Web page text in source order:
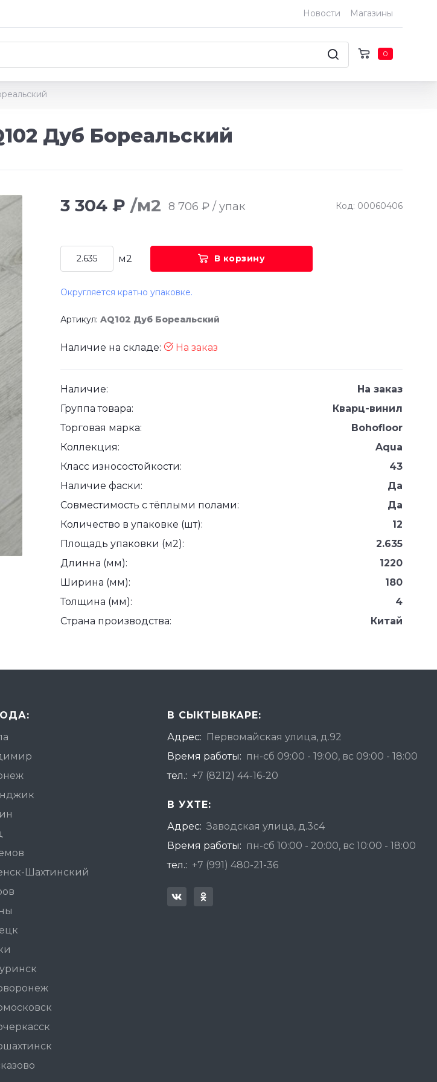
Новости Магазины
0
Дуб Бореальский
3 304 ₽ /м2 8 706 ₽ / упак Код: 00060406
м2 В корзину
Округляется кратно упаковке.
Артикул: AQ102 Дуб Бореальский
Наличие на складе: На заказ
Наличие:
На заказ
Группа товара:
Кварц-винил
Торговая марка:
Bohofloor
Коллекция:
Aqua
Класс износостойкости:
43
Наличие фаски:
Да
Совместимость с тёплыми полами:
Да
Количество в упаковке (шт):
12
Площадь упаковки (м2):
2.635
Длинна (мм):
1220
Ширина (мм):
180
Толщина (мм):
4
Страна производства:
Китай
Шахтинский
В СЫКТЫВКАРЕ:
Адрес:
Первомайская улица, д.92
Время работы: пн-сб 09:00 - 19:00, вс 09:00 - 18:00
тел.: +7 (8212) 44-16-20
В УХТЕ:
Адрес: Заводская улица, д.3с4
Время работы: пн-сб 10:00 - 20:00, вс 10:00 - 18:00
тел.: +7 (991) 480-21-36